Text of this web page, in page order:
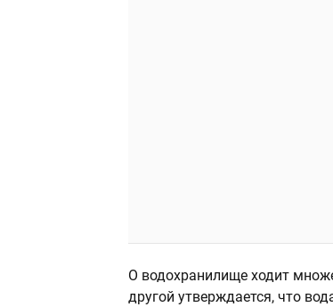
О водохранилище ходит
другой утверждается, что